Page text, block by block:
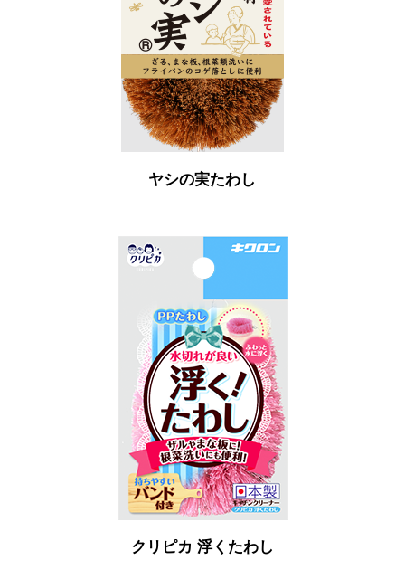
ヤシの実たわし
クリピカ 浮くたわし